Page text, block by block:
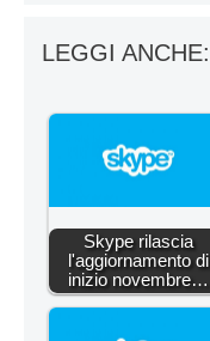
LEGGI ANCHE:
Skype rilascia
l'aggiornamento di
inizio novembre…